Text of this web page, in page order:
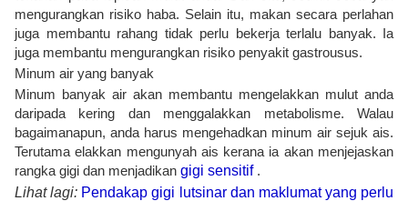
mengurangkan risiko haba. Selain itu, makan secara perlahan
juga membantu rahang tidak perlu bekerja terlalu banyak. Ia
juga membantu mengurangkan risiko penyakit gastrousus.
Minum air yang banyak
Minum banyak air akan membantu mengelakkan mulut anda
daripada kering dan menggalakkan metabolisme. Walau
bagaimanapun, anda harus mengehadkan minum air sejuk ais.
Terutama elakkan mengunyah ais kerana ia akan menjejaskan
rangka gigi dan menjadikan gigi sensitif.
Lihat lagi: Pendakap gigi lutsinar dan maklumat yang perlu